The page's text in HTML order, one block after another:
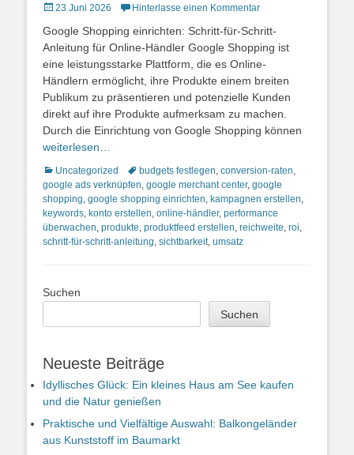
Posted
23 Juni 2026 Hinterlasse einen Kommentar
Google Shopping einrichten: Schritt-für-Schritt-
Anleitung für Online-Händler Google Shopping ist
eine leistungsstarke Plattform, die es Online-
Händlern ermöglicht, ihre Produkte einem breiten
Publikum zu präsentieren und potenzielle Kunden
direkt auf ihre Produkte aufmerksam zu machen.
Durch die Einrichtung von Google Shopping können
weiterlesen…
Kategorien
Uncategorized Schlagworte
budgets festlegen conversion-raten
google ads verknüpfen google merchant center, google
shopping google shopping einrichten kampagnen erstellen
keywords konto erstellen online-händler, performance
überwachen produkte produktfeed erstellen reichweite roi
schritt-für-schritt-anleitung sichtbarkeit, umsatz
Suchen
Suchen
Neueste Beiträge
Idyllisches Glück: Ein kleines Haus am See kaufen
und die Natur genießen
Praktische und Vielfältige Auswahl: Balkongeländer
aus Kunststoff im Baumarkt